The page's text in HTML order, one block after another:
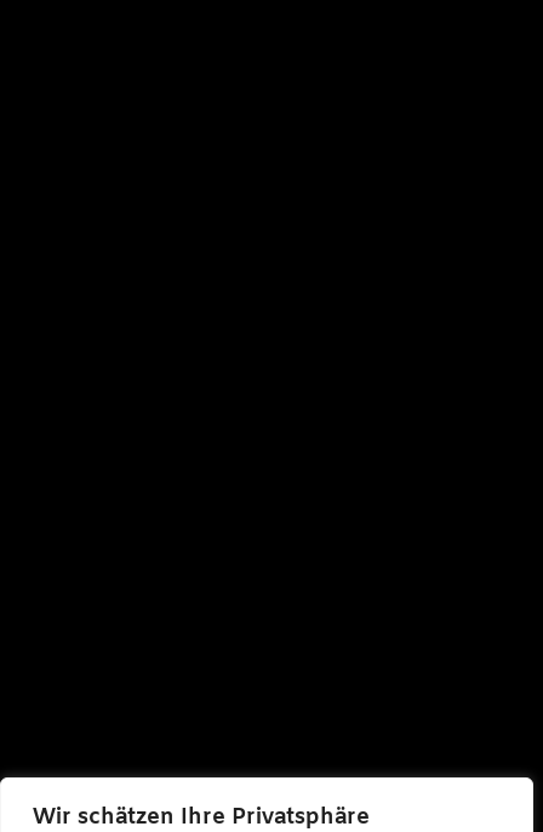
Wir schätzen Ihre Privatsphäre